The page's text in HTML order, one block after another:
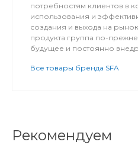
потребностям клиентов в
использования и
создания и выхода на
продукта группа по-
будущее и постоянно
Все товары бренда SFA
Рекомендуем